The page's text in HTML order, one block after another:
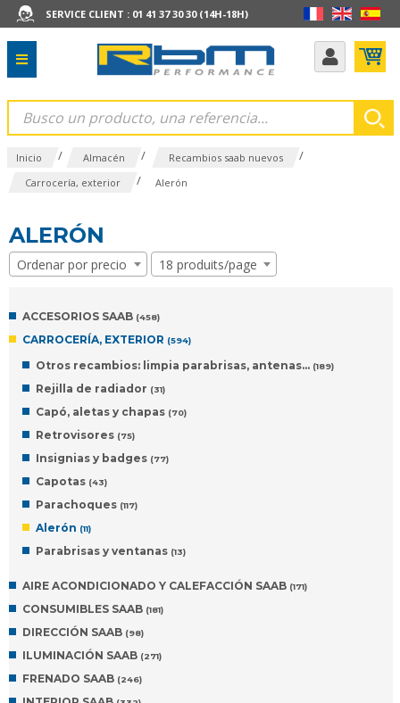
SERVICE CLIENT : 01 41 37 30 30 (14H-18H)
Inicio / Almacén / Recambios saab nuevos /
Carrocería, exterior / Alerón
ALERÓN
Ordenar por precio 18 produits/page
ACCESORIOS SAAB (458)
CARROCERÍA, EXTERIOR (594)
Otros recambios: limpia parabrisas, antenas… (189)
Rejilla de radiador (31)
Capó, aletas y chapas (70)
Retrovisores (75)
Insignias y badges (77)
Capotas (43)
Parachoques (117)
Alerón (11)
Parabrisas y ventanas (13)
AIRE ACONDICIONADO Y CALEFACCIÓN SAAB (171)
CONSUMIBLES SAAB (181)
DIRECCIÓN SAAB (98)
ILUMINACIÓN SAAB (271)
FRENADO SAAB (246)